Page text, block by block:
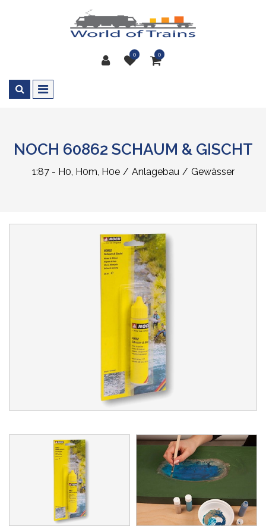
0 0
NOCH 60862 SCHAUM & GISCHT
1:87 - H0, H0m, H0e Anlagebau Gewässer